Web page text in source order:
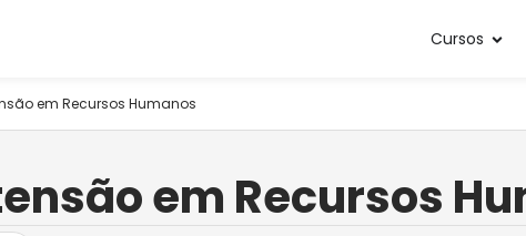
Cursos
em Recursos Humanos
em Recursos